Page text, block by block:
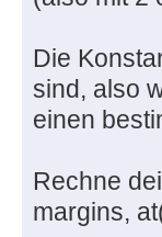
Die
sind, also
einen
Rechne
margins,